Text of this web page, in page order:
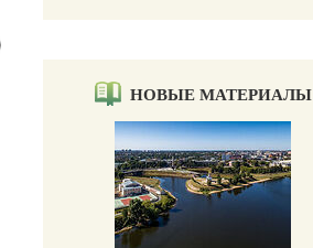
НОВЫЕ МАТЕРИАЛЫ